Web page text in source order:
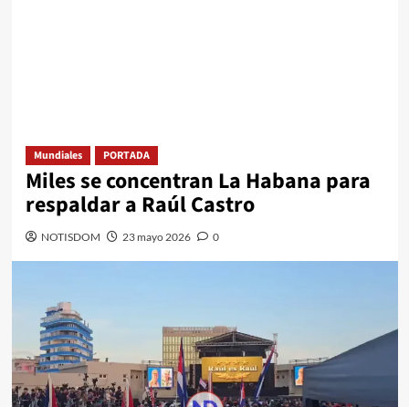
Mundiales PORTADA
Miles se concentran La Habana para
respaldar a Raúl Castro
NOTISDOM 23 mayo 2026 0